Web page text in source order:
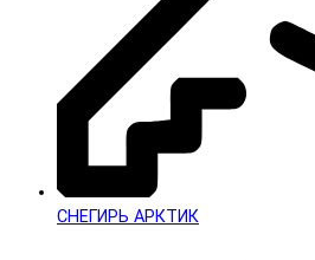
СНЕГИРЬ АРКТИК